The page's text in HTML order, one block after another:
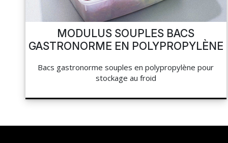
MODULUS SOUPLES BACS
GASTRONORME EN POLYPROPYLÈNE
Bacs gastronorme souples en polypropylène pour
stockage au froid